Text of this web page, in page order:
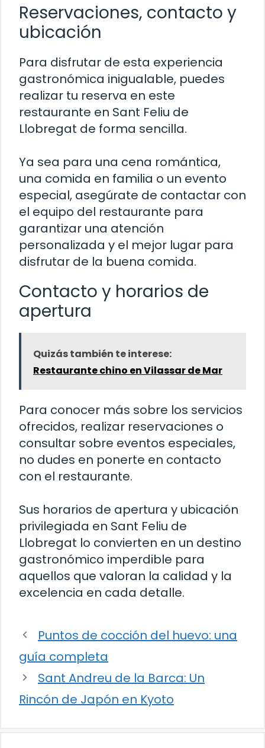
Reservaciones, contacto y
ubicación
Para disfrutar de esta experiencia
gastronómica inigualable, puedes
realizar tu reserva en este
restaurante en Sant Feliu de
Llobregat de forma sencilla.
Ya sea para una cena romántica,
una comida en familia o un evento
especial, asegúrate de contactar con
el equipo del restaurante para
garantizar una atención
personalizada y el mejor lugar para
disfrutar de la buena comida.
Contacto y horarios de
apertura
Quizás también te interese:
Restaurante chino en Vilassar de Mar
Para conocer más sobre los servicios
ofrecidos, realizar reservaciones o
consultar sobre eventos especiales,
no dudes en ponerte en contacto
con el restaurante.
Sus horarios de apertura y ubicación
privilegiada en Sant Feliu de
Llobregat lo convierten en un destino
gastronómico imperdible para
aquellos que valoran la calidad y la
excelencia en cada detalle.
Puntos de cocción del huevo: una
guía completa
Sant Andreu de la Barca: Un
Rincón de Japón en Kyoto